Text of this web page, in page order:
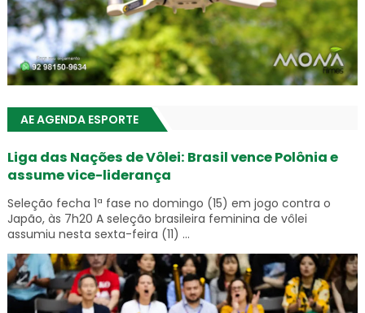
AE AGENDA ESPORTE
Liga das Nações de Vôlei: Brasil vence Polônia e
assume vice-liderança
Seleção fecha 1ª fase no domingo (15) em jogo contra o
Japão, às 7h20 A seleção brasileira feminina de vôlei
assumiu nesta sexta-feira (11) ...